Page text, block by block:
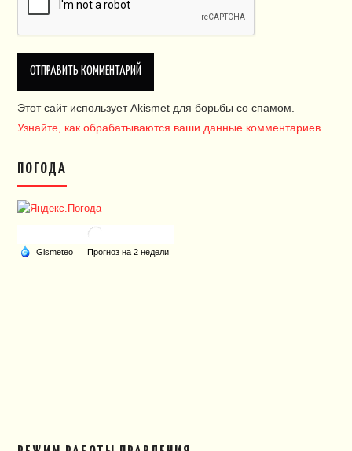
Этот сайт использует Akismet для борьбы со спамом.
Узнайте, как обрабатываются ваши данные комментариев.
ПОГОДА